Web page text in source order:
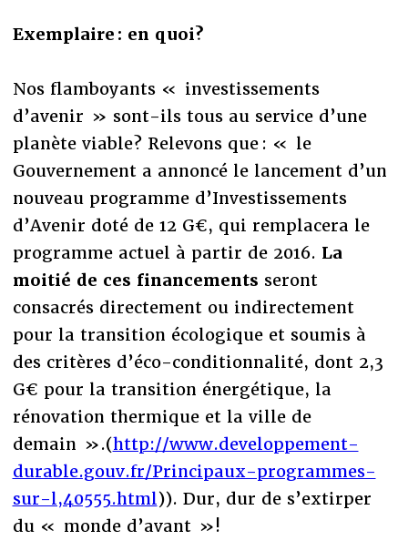
Exemplaire : en quoi?
Nos flamboyants « investissements
d’avenir » sont-ils tous au service d’une
planète viable? Relevons que : « le
Gouvernement a annoncé le lancement d’un
nouveau programme d’Investissements
d’Avenir doté de 12 G€, qui remplacera le
programme actuel à partir de 2016. La
moitié de ces financements seront
consacrés directement ou indirectement
pour la transition écologique et soumis à
des critères d’éco-conditionnalité, dont 2,3
G€ pour la transition énergétique, la
rénovation thermique et la ville de
demain ».(http://www.developpement-
durable.gouv.fr/Principaux-programmes-
sur-l,40555.html)). Dur, dur de s’extirper
du « monde d’avant »!